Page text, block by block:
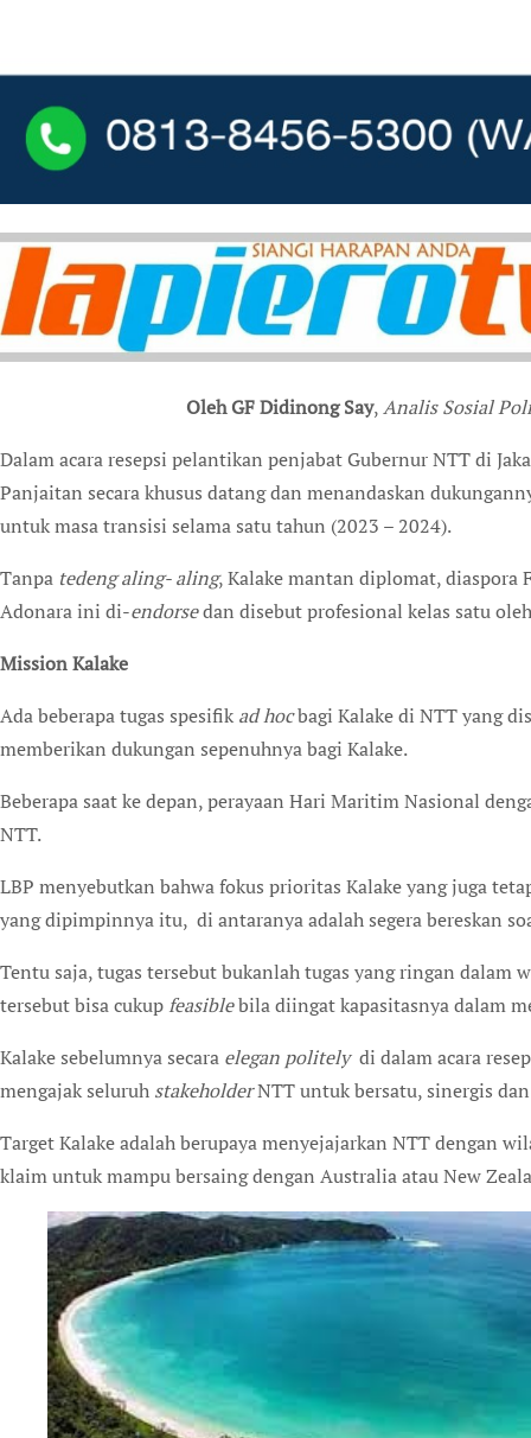
Oleh GF Didinong Say,Analis Sosial
Dalam acara resepsi pelantikan penjabat Gubernur NTT di
Panjaitan secara khusus datang dan menandaskan
untuk masa transisi selama satu tahun (2023 – 2024).
Tanpa tedeng aling- aling, Kalake mantan diplomat, diaspora
Adonara ini di-endorsedan disebut profesional kelas satu
Mission Kalake
Ada beberapa tugas spesifik ad hocbagi Kalake di NTT yang
memberikan dukungan sepenuhnya bagi Kalake.
Beberapa saat ke depan, perayaan Hari Maritim Nasional
NTT.
LBP menyebutkan bahwa fokus prioritas Kalake yang juga
yang dipimpinnya itu, di antaranya adalah segera bereskan
Tentu saja, tugas tersebut bukanlah tugas yang ringan
tersebut bisa cukup feasiblebila diingat kapasitasnya dalam
Kalake sebelumnya secara elegan politelydi dalam acara
mengajak seluruh stakeholderNTT untuk bersatu, sinergis
Target Kalake adalah berupaya menyejajarkan NTT dengan
klaim untuk mampu bersaing dengan Australia atau New